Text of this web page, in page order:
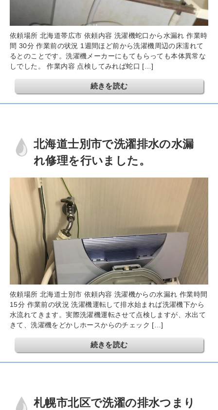
依頼場所 北海道帯広市 依頼内容 洗濯機蛇口から水漏れ 作業時
間 30分 作業前の状況 1週間ほど前から洗濯機周辺の床濡れて
るとのことです。洗濯機メーカーにもてもらっても本体異常な
しでした。 作業内容 点検してみれば蛇口 […]
続きを読む
北海道士別市で洗濯排水の水漏
れ修理を行いました。
依頼場所 北海道士別市 依頼内容 洗濯機からの水漏れ 作業時間
15分 作業前の状況 洗濯機運転して排水始まれば洗濯機下から
水流れてきます。実際洗濯機運転させて点検しますが、水出て
きて、洗濯機をどかしホースからのチェック […]
続きを読む
札幌市北区で洗濯の排水つまり